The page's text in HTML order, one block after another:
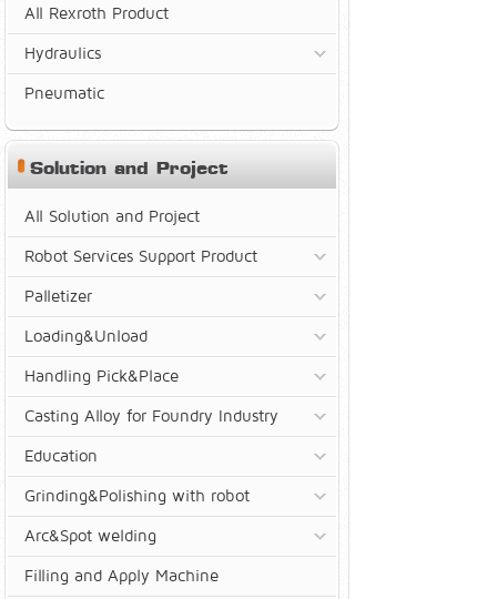
All Rexroth Product
Hydraulics
Pneumatic
Solution and Project
All Solution and Project
Robot Services Support Product
Palletizer
Loading&Unload
Handling Pick&Place
Casting Alloy for Foundry Industry
Education
Grinding&Polishing with robot
Arc&Spot welding
Filling and Apply Machine